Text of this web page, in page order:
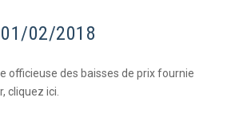
01/02/2018
officieuse des baisses de prix fournie
cliquez ici.